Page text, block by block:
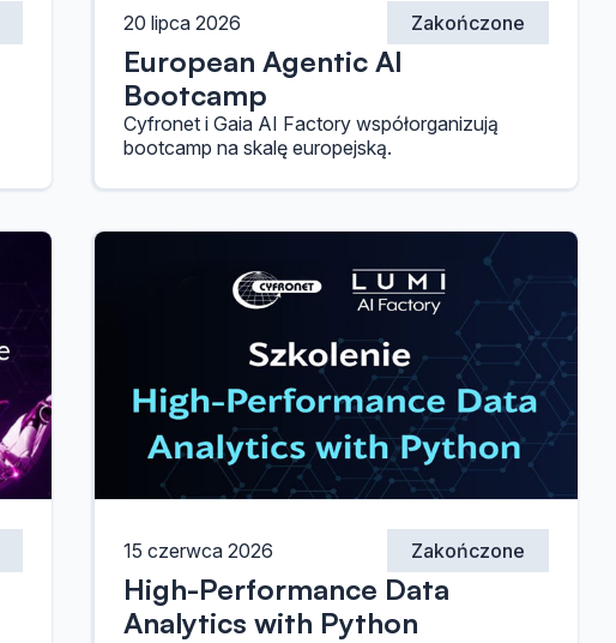
Zakończone
20 lipca 2026
European Agentic AI
Bootcamp
Cyfronet i Gaia AI Factory współorganizują
bootcamp na skalę europejską.
Zakończone
15 czerwca 2026
High-Performance Data
Analytics with Python